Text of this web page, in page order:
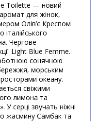
Toilette — новий
для жінок,
Олів’є Креспом
Чергове
Light Blue Femme.
сонячною
морським
океану.
свіжими
лимона та
У серці звучать ніжні
жасмину Самбак та